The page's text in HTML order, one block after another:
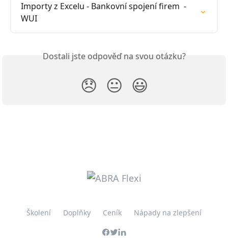
Importy z Excelu - Bankovní spojení firem  -
WUI
Dostali jste odpověď na svou otázku?
😞 😐 😃
Školení Doplňky Ceník Nápady na zlepšení